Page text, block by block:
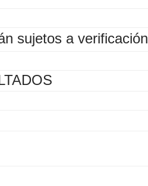
sujetos a verificación